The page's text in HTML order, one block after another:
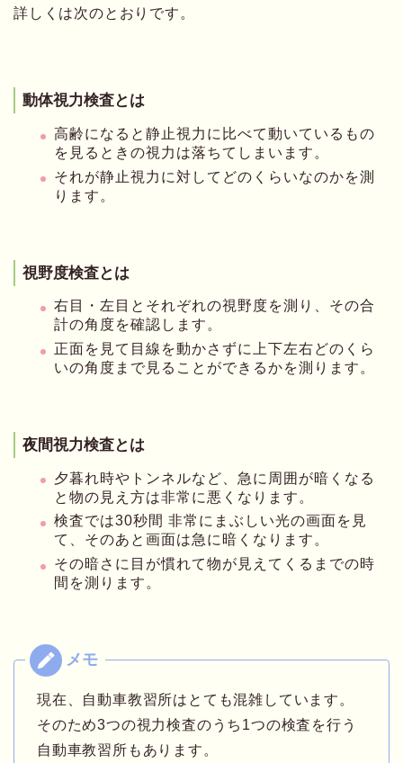
詳しくは次のとおりです。
動体視力検査とは
高齢になると静止視力に比べて動いているもの
を見るときの視力は落ちてしまいます。
それが静止視力に対してどのくらいなのかを測
ります。
視野度検査とは
右目・左目とそれぞれの視野度を測り、その合
計の角度を確認します。
正面を見て目線を動かさずに上下左右どのくら
いの角度まで見ることができるかを測ります。
夜間視力検査とは
夕暮れ時やトンネルなど、急に周囲が暗くなる
と物の見え方は非常に悪くなります。
検査では30秒間 非常にまぶしい光の画面を見
て、そのあと画面は急に暗くなります。
その暗さに目が慣れて物が見えてくるまでの時
間を測ります。
現在、自動車教習所はとても混雑しています。
そのため3つの視力検査のうち1つの検査を行う
自動車教習所もあります。